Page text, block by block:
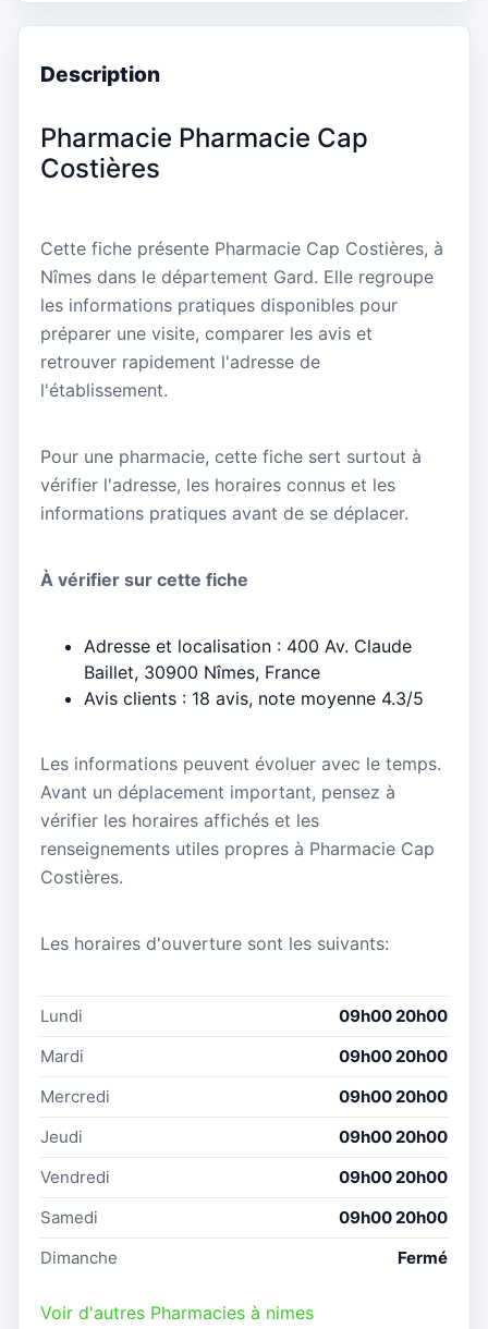
Description
Pharmacie Pharmacie Cap
Costières
Cette fiche présente Pharmacie Cap Costières, à
Nîmes dans le département Gard. Elle regroupe
les informations pratiques disponibles pour
préparer une visite, comparer les avis et
retrouver rapidement l'adresse de
l'établissement.
Pour une pharmacie, cette fiche sert surtout à
vérifier l'adresse, les horaires connus et les
informations pratiques avant de se déplacer.
À vérifier sur cette fiche
Adresse et localisation : 400 Av. Claude
Baillet, 30900 Nîmes, France
Avis clients : 18 avis, note moyenne 4.3/5
Les informations peuvent évoluer avec le temps.
Avant un déplacement important, pensez à
vérifier les horaires affichés et les
renseignements utiles propres à Pharmacie Cap
Costières.
Les horaires d'ouverture sont les suivants:
Lundi
09h00 20h00
Mardi
09h00 20h00
Mercredi
09h00 20h00
Jeudi
09h00 20h00
Vendredi
09h00 20h00
Samedi
09h00 20h00
Dimanche
Fermé
Voir d'autres Pharmacies à nimes